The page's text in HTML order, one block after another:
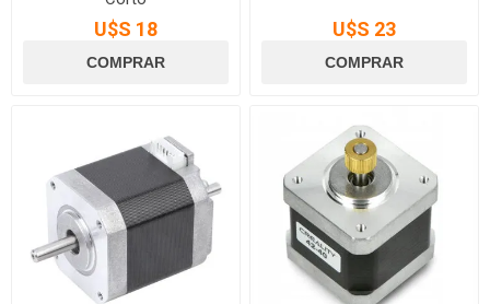
U$S 18 U$S 23